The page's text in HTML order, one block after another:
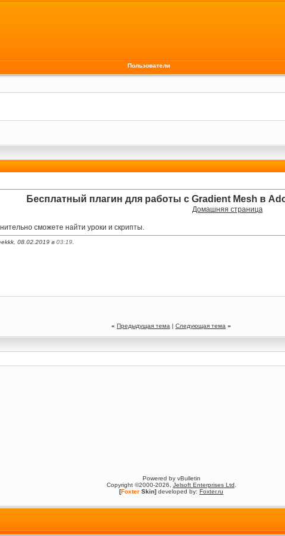
Пользователи
Бесплатный плагин для работы с Gradient Mesh в
Домашняя страница
сможете найти уроки и скрипты.
08.02.2019 в 03:19
« Предыдущая тема | Следующая тема »
Powered by vBulletin
Copyright ©2000-2026, Jelsoft Enterprises Ltd
[Foxter Skin] developed by: Foxter.ru